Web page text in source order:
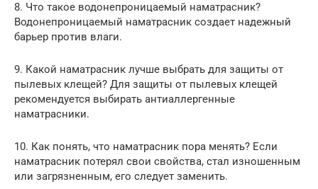
8. Что такое водонепроницаемый наматрасник?
Водонепроницаемый наматрасник создает надежный
барьер против влаги.
9. Какой наматрасник лучше выбрать для защиты от
пылевых клещей? Для защиты от пылевых клещей
рекомендуется выбирать антиаллергенные
наматрасники.
10. Как понять, что наматрасник пора менять? Если
наматрасник потерял свои свойства, стал изношенным
или загрязненным, его следует заменить.